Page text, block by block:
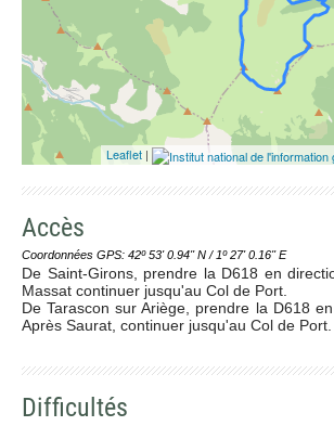
Leaflet |
Accès
Coordonnées GPS: 42º 53' 0.94'' N / 1º 27' 0.16'' E
De Saint-Girons, prendre la D618 en
Massat continuer jusqu'au Col de Port.
De Tarascon sur Ariège, prendre la D618
Après Saurat, continuer jusqu'au Col de Port.
Difficultés